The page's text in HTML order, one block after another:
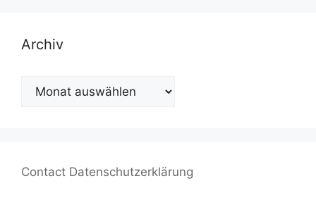
Archiv
Archiv
Contact Datenschutzerklärung